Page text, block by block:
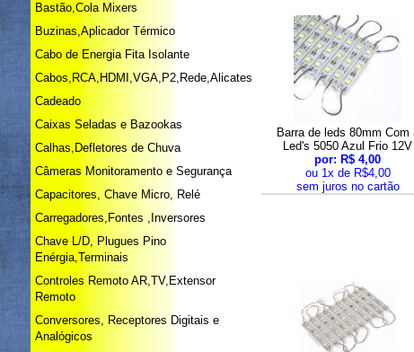
Bastão,Cola Mixers
Buzinas,Aplicador Térmico
Cabo de Energia Fita Isolante
Cabos,RCA,HDMI,VGA,P2,Rede,Alicates
Cadeado
Caixas Seladas e Bazookas
Calhas,Defletores de Chuva
Câmeras Monitoramento e Segurança
Capacitores, Chave Micro, Relé
Carregadores,Fontes ,Inversores
Chave L/D, Plugues Pino
Enérgia,Terminais
Controles Remoto AR,TV,Extensor
Remoto
Conversores, Receptores Digitais e
Analógicos
Barra de leds 80mm Com
Led's 5050 Azul Frio 12V
por: R$ 4,00
ou 1x de R$4,00
sem juros no cartão